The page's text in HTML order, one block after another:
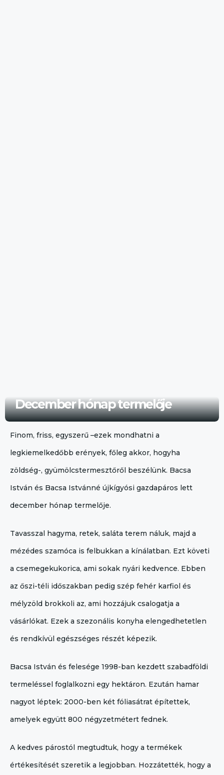
December hónap termelője
Finom, friss, egyszerű –ezek mondhatni a
legkiemelkedőbb erények, főleg akkor, hogyha
zöldség-, gyümölcstermesztőről beszélünk. Bacsa
István és Bacsa Istvánné újkígyósi gazdapáros lett
december hónap termelője.
Tavasszal hagyma, retek, saláta terem náluk, majd a
mézédes szamóca is felbukkan a kínálatban. Ezt követi
a csemegekukorica, ami sokak nyári kedvence. Ebben
az őszi-téli időszakban pedig szép fehér karfiol és
mélyzöld brokkoli az, ami hozzájuk csalogatja a
vásárlókat. Ezek a szezonális konyha elengedhetetlen
és rendkívül egészséges részét képezik.
Bacsa István és felesége 1998-ban kezdett szabadföldi
termeléssel foglalkozni egy hektáron. Ezután hamar
nagyot léptek: 2000-ben két fóliasátrat építettek,
amelyek együtt 800 négyzetmétert fednek.
A kedves párostól megtudtuk, hogy a termékek
értékesítését szeretik a legjobban. Hozzátették, hogy a